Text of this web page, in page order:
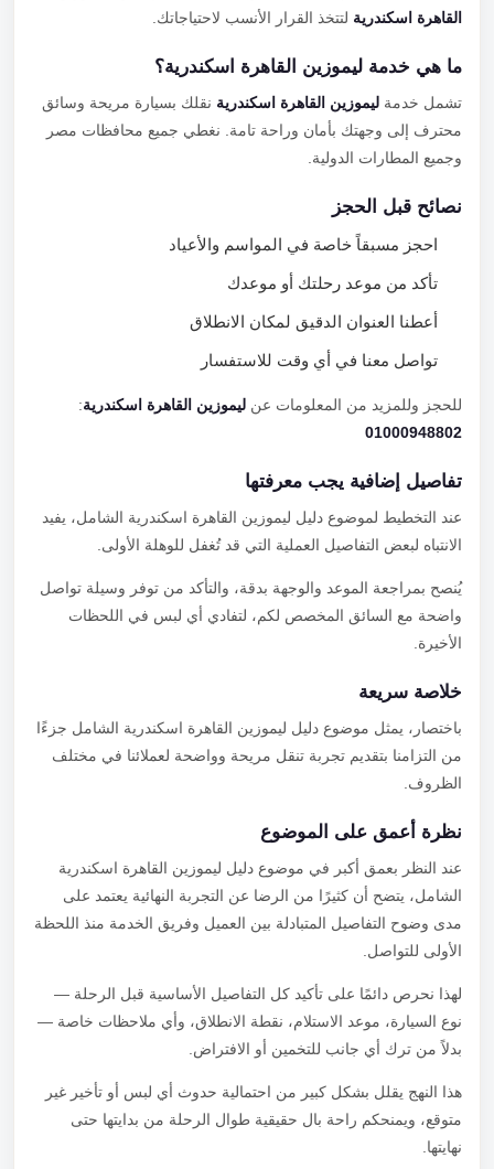
القاهرة اسكندرية لتتخذ القرار الأنسب لاحتياجاتك.
ما هي خدمة ليموزين القاهرة اسكندرية؟
تشمل خدمةليموزين القاهرة اسكندرية نقلك بسيارة مريحة وسائق
محترف إلى وجهتك بأمان وراحة تامة. نغطي جميع محافظات مصر
وجميع المطارات الدولية.
نصائح قبل الحجز
احجز مسبقاً خاصة في المواسم والأعياد
تأكد من موعد رحلتك أو موعدك
أعطنا العنوان الدقيق لمكان الانطلاق
تواصل معنا في أي وقت للاستفسار
للحجز وللمزيد من المعلومات عنليموزين القاهرة اسكندرية :
01000948802
تفاصيل إضافية يجب معرفتها
عند التخطيط لموضوع دليل ليموزين القاهرة اسكندرية الشامل، يفيد
الانتباه لبعض التفاصيل العملية التي قد تُغفل للوهلة الأولى.
يُنصح بمراجعة الموعد والوجهة بدقة، والتأكد من توفر وسيلة تواصل
واضحة مع السائق المخصص لكم، لتفادي أي لبس في اللحظات
الأخيرة.
خلاصة سريعة
باختصار، يمثل موضوع دليل ليموزين القاهرة اسكندرية الشامل جزءًا
من التزامنا بتقديم تجربة تنقل مريحة وواضحة لعملائنا في مختلف
الظروف.
نظرة أعمق على الموضوع
عند النظر بعمق أكبر في موضوع دليل ليموزين القاهرة اسكندرية
الشامل، يتضح أن كثيرًا من الرضا عن التجربة النهائية يعتمد على
مدى وضوح التفاصيل المتبادلة بين العميل وفريق الخدمة منذ اللحظة
الأولى للتواصل.
لهذا نحرص دائمًا على تأكيد كل التفاصيل الأساسية قبل الرحلة —
نوع السيارة، موعد الاستلام، نقطة الانطلاق، وأي ملاحظات خاصة —
بدلاً من ترك أي جانب للتخمين أو الافتراض.
هذا النهج يقلل بشكل كبير من احتمالية حدوث أي لبس أو تأخير غير
متوقع، ويمنحكم راحة بال حقيقية طوال الرحلة من بدايتها حتى
نهايتها.